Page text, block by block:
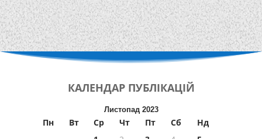
КАЛЕНДАР ПУБЛІКАЦІЙ
Листопад 2023
Пн Вт Ср Чт Пт Сб
Нд